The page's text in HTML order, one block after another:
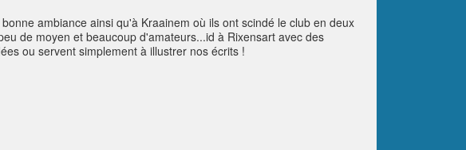
ambiance ainsi qu'à Kraainem où ils ont scindé le club en deux
de moyen et beaucoup d'amateurs...id à Rixensart avec des
ou servent simplement à illustrer nos écrits !